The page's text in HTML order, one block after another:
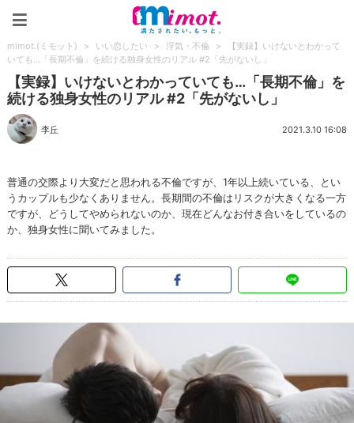
mimot.(ミモット) > いい恋したい > 浮気・不倫 >
【実録】いけないとわかって
いても…「長期不倫」を続ける独身女性のリアル #2「先がないし」
【実録】いけないとわかっていても…「長期不倫」を
続ける独身女性のリアル #2「先がないし」
李丘 2021.3.10 16:08
普通の交際より大変だと思われる不倫ですが、1年以上続いている、とい
うカップルも少なくありません。長期間の不倫はリスクが大きくなる一方
ですが、どうしてやめられないのか、現在どんなお付き合いをしているの
か、独身女性に聞いてみました。